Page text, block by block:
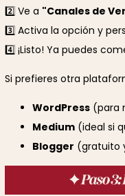
2️⃣ Ve a "Canales de
3️⃣ Activa la opción y
4️⃣ ¡Listo! Ya puedes
Si prefieres otra
WordPress (para
Medium (ideal si
Blogger (gratuito